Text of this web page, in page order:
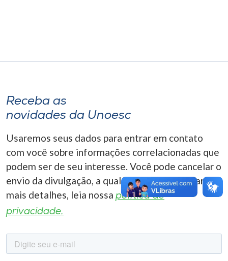
A-
Receba as
novidades da Unoesc
Usaremos seus dados para entrar em contato
com você sobre informações correlacionadas que
podem ser de seu interesse. Você pode cancelar o
envio da divulgação, a qualquer momento. Para
mais detalhes, leia nossa política de
privacidade.